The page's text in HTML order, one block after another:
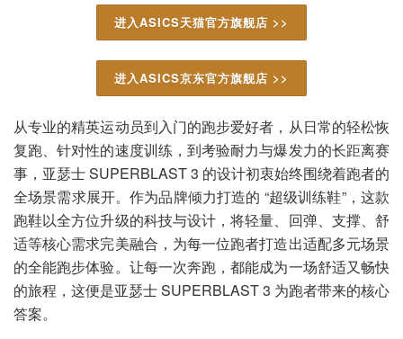
进入ASICS天猫官方旗舰店 >>
进入ASICS京东官方旗舰店 >>
从专业的精英运动员到入门的跑步爱好者，从日常的轻松恢
复跑、针对性的速度训练，到考验耐力与爆发力的长距离赛
事，亚瑟士 SUPERBLAST 3 的设计初衷始终围绕着跑者的
全场景需求展开。作为品牌倾力打造的 “超级训练鞋”，这款
跑鞋以全方位升级的科技与设计，将轻量、回弹、支撑、舒
适等核心需求完美融合，为每一位跑者打造出适配多元场景
的全能跑步体验。让每一次奔跑，都能成为一场舒适又畅快
的旅程，这便是亚瑟士 SUPERBLAST 3 为跑者带来的核心
答案。